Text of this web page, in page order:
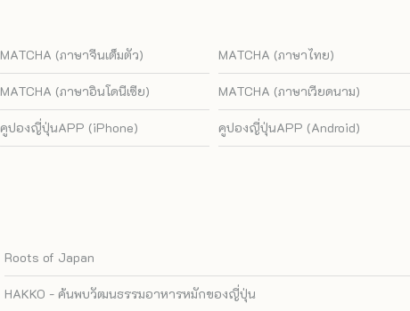
MATCHA (ภาษาจีนเต็มตัว) MATCHA (ภาษาไทย)
MATCHA (ภาษาอินโดนีเซีย) MATCHA (ภาษาเวียดนาม)
คูปองญี่ปุ่นAPP (iPhone) คูปองญี่ปุ่นAPP (Android)
Roots of Japan
HAKKO - ค้นพบวัฒนธรรมอาหารหมักของญี่ปุ่น